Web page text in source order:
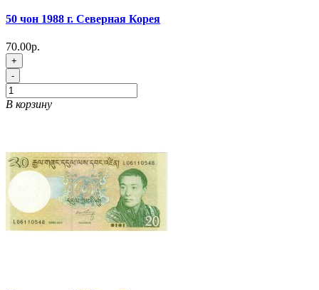
50 чон 1988 г. Северная Корея
70.00р.
+
-
В корзину